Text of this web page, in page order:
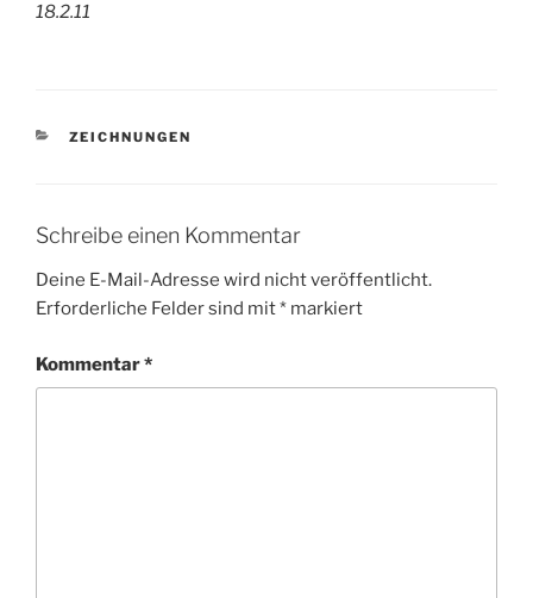
18.2.11
KATEGORIEN
ZEICHNUNGEN
Schreibe einen Kommentar
Deine E-Mail-Adresse wird nicht veröffentlicht.
Erforderliche Felder sind mit* markiert
Kommentar*